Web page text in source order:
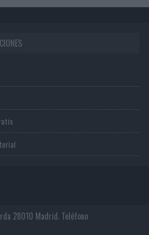
28010 Madrid. Teléfono